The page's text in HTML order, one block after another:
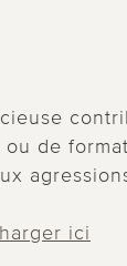
ou de
ici